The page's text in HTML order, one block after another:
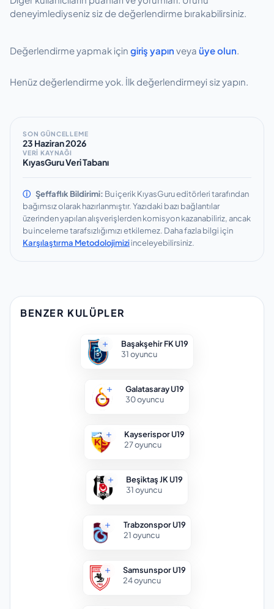
deneyimlediyseniz siz de değerlendirme bırakabilirsiniz.
Değerlendirme yapmak için giriş yapın veya üye olun.
Henüz değerlendirme yok. İlk değerlendirmeyi siz yapın.
SON GÜNCELLEME
23 Haziran 2026
VERİ KAYNAĞI
KıyasGuru Veri Tabanı
ⓘ Şeffaflık Bildirimi: Bu içerik KıyasGuru editörleri tarafından
bağımsız olarak hazırlanmıştır.Yazıdaki bazı bağlantılar
üzerinden yapılan alışverişlerden komisyon kazanabiliriz, ancak
bu inceleme tarafsızlığımızı etkilemez. Daha fazla bilgi için
Karşılaştırma Metodolojimiziinceleyebilirsiniz.
BENZER KULÜPLER
Başakşehir FK U19
31oyuncu
Galatasaray U19
30oyuncu
Kayserispor U19
27oyuncu
Beşiktaş JK U19
31oyuncu
Trabzonspor U19
21oyuncu
Samsunspor U19
24oyuncu